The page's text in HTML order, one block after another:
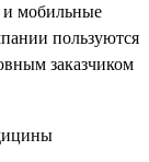
и мобильные
пользуются
заказчиком